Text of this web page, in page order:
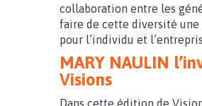
collaboration entre les
faire de cette diversité une
pour l’individu et
MARY NAULIN
Visions
Dans cette édition de